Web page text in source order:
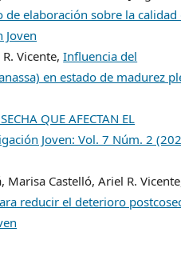
elaboración sobre la calidad
Joven
Vicente,Influencia del
en estado de madurez
QUE AFECTAN EL
Joven: Vol. 7 Núm. 2
Marisa Castelló, Ariel R.
reducir el deterioro